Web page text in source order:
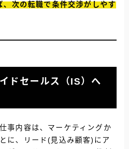
次の転職で条件交渉がしやす
ドセールス（IS）へ
事内容は、マーケティングか
に、
リード(見込み顧客)にア